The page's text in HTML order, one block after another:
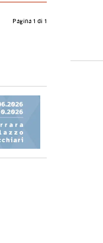
Pagina 1 di 1